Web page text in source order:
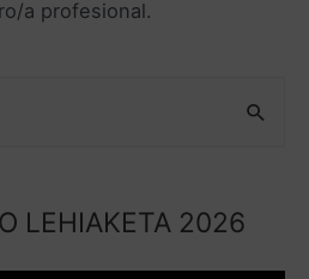
a profesional.
LEHIAKETA 2026